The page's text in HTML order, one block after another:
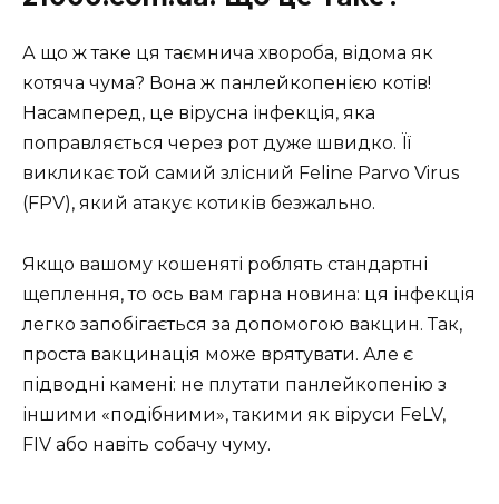
А що ж таке ця таємнича хвороба, відома як
котяча чума? Вона ж панлейкопенією котів!
Насамперед, це вірусна інфекція, яка
поправляється через рот дуже швидко. Її
викликає той самий злісний Feline Parvo Virus
(FPV), який атакує котиків безжально.
Якщо вашому кошеняті роблять стандартні
щеплення, то ось вам гарна новина: ця інфекція
легко запобігається за допомогою вакцин. Так,
проста вакцинація може врятувати. Але є
підводні камені: не плутати панлейкопенію з
іншими «подібними», такими як віруси FeLV,
FIV або навіть собачу чуму.